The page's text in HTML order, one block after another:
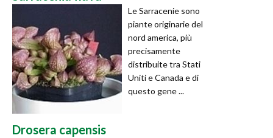
Le Sarracenie sono
piante originarie del
nord america, più
precisamente
distribuite tra Stati
Uniti e Canada e di
questo gene ...
Drosera capensis